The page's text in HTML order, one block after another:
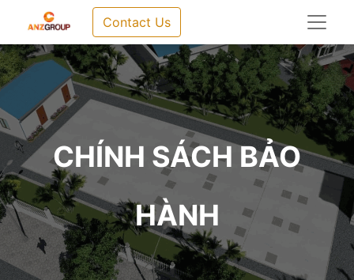
Contact Us
CHÍNH SÁCH BẢO
HÀNH